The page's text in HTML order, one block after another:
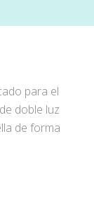
para el
doble luz
de forma